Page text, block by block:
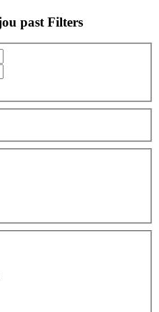
past Filters